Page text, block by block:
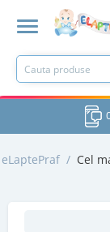
eLaptePraf / Cel